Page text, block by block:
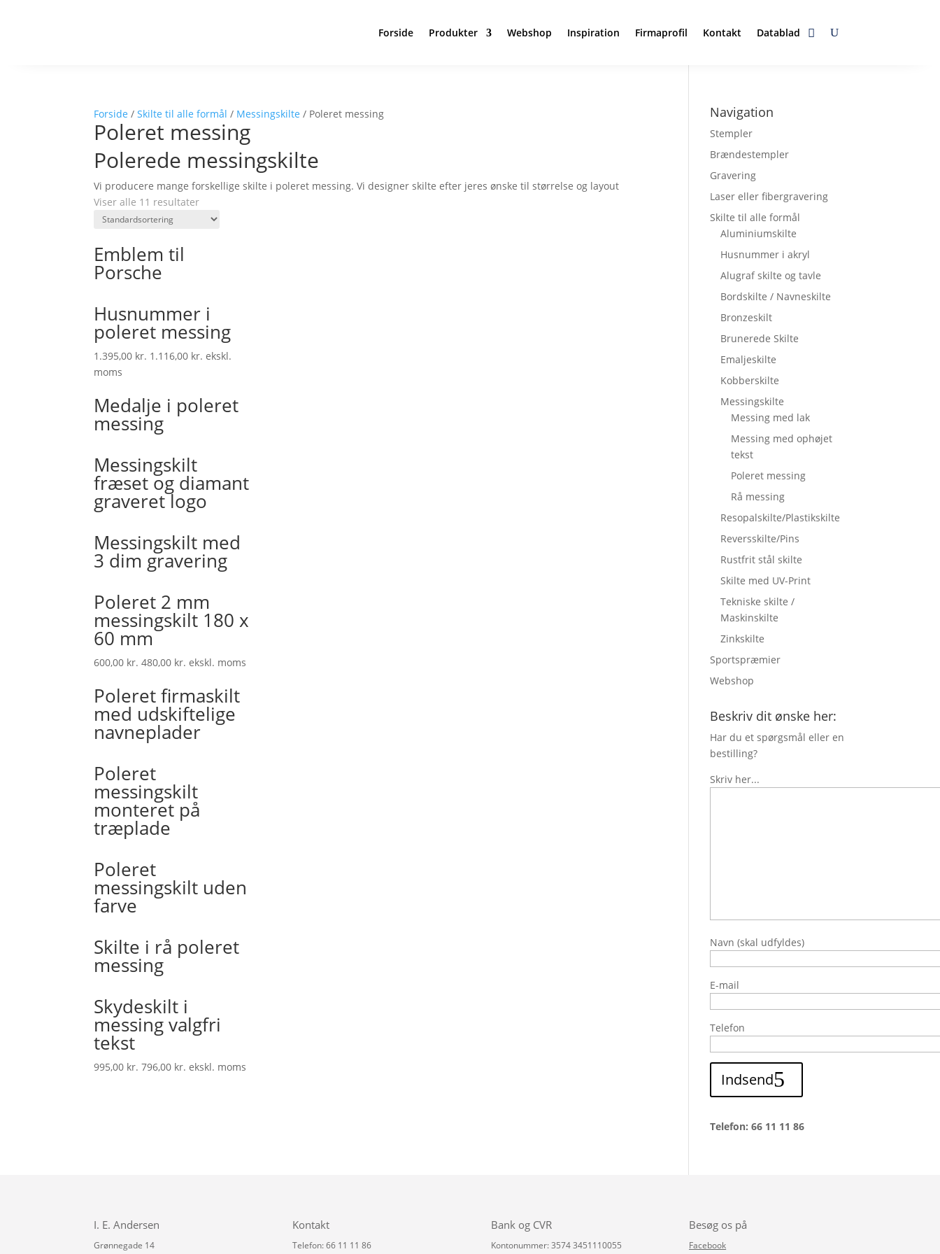
Forside Produkter Webshop Inspiration Firmaprofil Kontakt Datablad
Forside /Skilte til alle formål / Messingskilte / Poleret messing
Poleret messing
Polerede messingskilte
Vi producere mange forskellige skilte i poleret messing. Vi designer skilte efter jeres ønske til størrelse og layout
Viser alle 11 resultater
Emblem til
Porsche
Husnummer i
poleret messing
1.395,00 kr. 1.116,00 kr. ekskl.
moms
Medalje i poleret
messing
Messingskilt
fræset og diamant
graveret logo
Messingskilt med
3 dim gravering
Poleret 2 mm
messingskilt 180 x
60 mm
600,00 kr. 480,00 kr. ekskl. moms
Poleret firmaskilt
med udskiftelige
navneplader
Poleret
messingskilt
monteret på
træplade
Poleret
messingskilt uden
farve
Skilte i rå poleret
messing
Skydeskilt i
messing valgfri
tekst
995,00 kr. 796,00 kr. ekskl. moms
Navigation
Stempler
Brændestempler
Gravering
Laser eller fibergravering
Skilte til alle formål
Aluminiumskilte
Husnummer i akryl
Alugraf skilte og tavle
Bordskilte / Navneskilte
Bronzeskilt
Brunerede Skilte
Emaljeskilte
Kobberskilte
Messingskilte
Messing med lak
Messing med ophøjet
tekst
Poleret messing
Rå messing
Resopalskilte/Plastikskilte
Reversskilte/Pins
Rustfrit stål skilte
Skilte med UV-Print
Tekniske skilte /
Maskinskilte
Zinkskilte
Sportspræmier
Webshop
Beskriv dit ønske her:
Har du et spørgsmål eller en
bestilling?
Skriv her...
Navn (skal udfyldes)
E-mail
Telefon
Indsend
Telefon: 66 11 11 86
I. E. Andersen
Grønnegade 14
Kontakt
Telefon: 66 11 11 86
Bank og CVR
Kontonummer: 3574 3451110055
Besøg os på
Facebook